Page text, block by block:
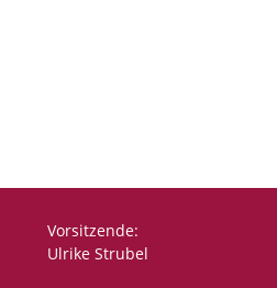
Vorsitzende:
Ulrike Strubel